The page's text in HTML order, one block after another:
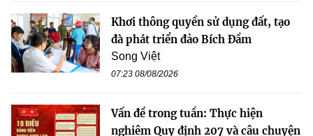
Khơi thông quyền sử dụng đất, tạo
đà phát triển đảo Bích Đầm
Song Việt
07:23 08/08/2026
Vấn đề trong tuần: Thực hiện
nghiêm Quy định 207 và câu chuyện